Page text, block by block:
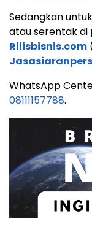
Sedangkan
atau serentak di
Rilisbisnis.com
WhatsApp
08111157788.